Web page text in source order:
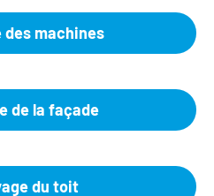
des machines
de la façade
du toit